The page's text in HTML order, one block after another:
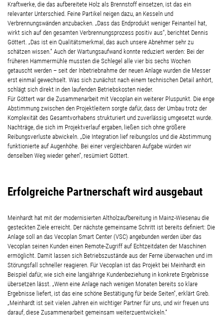
Kraftwerke, die das aufbereitete Holz als Brennstoff einsetzen, ist das ein
relevanter Unterschied. Feine Partikel neigen dazu, an Kesseln und
Verbrennungswänden anzubacken. „Dass das Endprodukt weniger Feinanteil hat,
wirkt sich auf den gesamten Verbrennungsprozess positiv aus“, berichtet Dennis
Göttert. „Das ist ein Qualitätsmerkmal, das auch unsere Abnehmer sehr zu
schätzen wissen.“ Auch der Wartungsaufwand konnte reduziert werden: Bei der
früheren Hammermühle mussten die Schlegel alle vier bis sechs Wochen
getauscht werden – seit der Inbetriebnahme der neuen Anlage wurden die Messer
erst einmal gewechselt. Was sich zunächst nach einem technischen Detail anhört,
schlägt sich direkt in den laufenden Betriebskosten nieder.
Für Göttert war die Zusammenarbeit mit Vecoplan ein weiterer Pluspunkt. Die enge
Abstimmung zwischen den Projektleitern sorgte dafür, dass der Umbau trotz der
Komplexität des Gesamtvorhabens strukturiert und zuverlässig umgesetzt wurde.
Nachträge, die sich im Projektverlauf ergaben, ließen sich ohne größere
Reibungsverluste abwickeln. „Die Integration lief reibungslos und die Abstimmung
funktionierte auf Augenhöhe. Bei einer vergleichbaren Aufgabe würden wir
denselben Weg wieder gehen", resümiert Göttert.
Erfolgreiche Partnerschaft wird ausgebaut
Meinhardt hat mit der modernisierten Altholzaufbereitung in Mainz-Wiesenau die
gesteckten Ziele erreicht. Der nächste gemeinsame Schritt ist bereits definiert: Die
Anlage soll an das Vecoplan Smart Center (VSC) angebunden werden über das
Vecoplan seinen Kunden einen Remote-Zugriff auf Echtzeitdaten der Maschinen
ermöglicht. Damit lassen sich Betriebszustände aus der Ferne überwachen und im
Störungsfall schneller reagieren. Für Vecoplan ist das Projekt bei Meinhardt ein
Beispiel dafür, wie sich eine langjährige Kundenbeziehung in konkrete Ergebnisse
übersetzen lässt. „Wenn eine Anlage nach wenigen Monaten bereits so klare
Ergebnisse liefert, ist das eine schöne Bestätigung für beide Seiten", erklärt Greb.
„Meinhardt ist seit vielen Jahren ein wichtiger Partner für uns, und wir freuen uns
darauf, diese Zusammenarbeit gemeinsam weiterzuentwickeln.“